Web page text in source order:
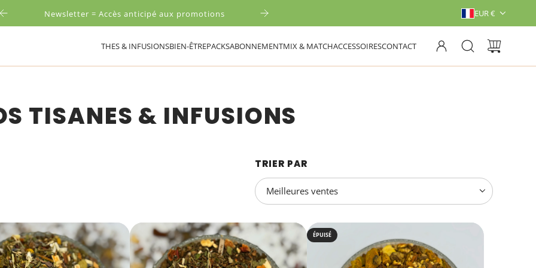
Newsletter = Accès anticipé aux promotions EUR €
THES & INFUSIONSBIEN-ÊTREPACKSABONNEMENTMIX & MATCHACCESSOIRESCONTACT
TISANES & INFUSIONS
TRIER PAR
ÉPUISÉ